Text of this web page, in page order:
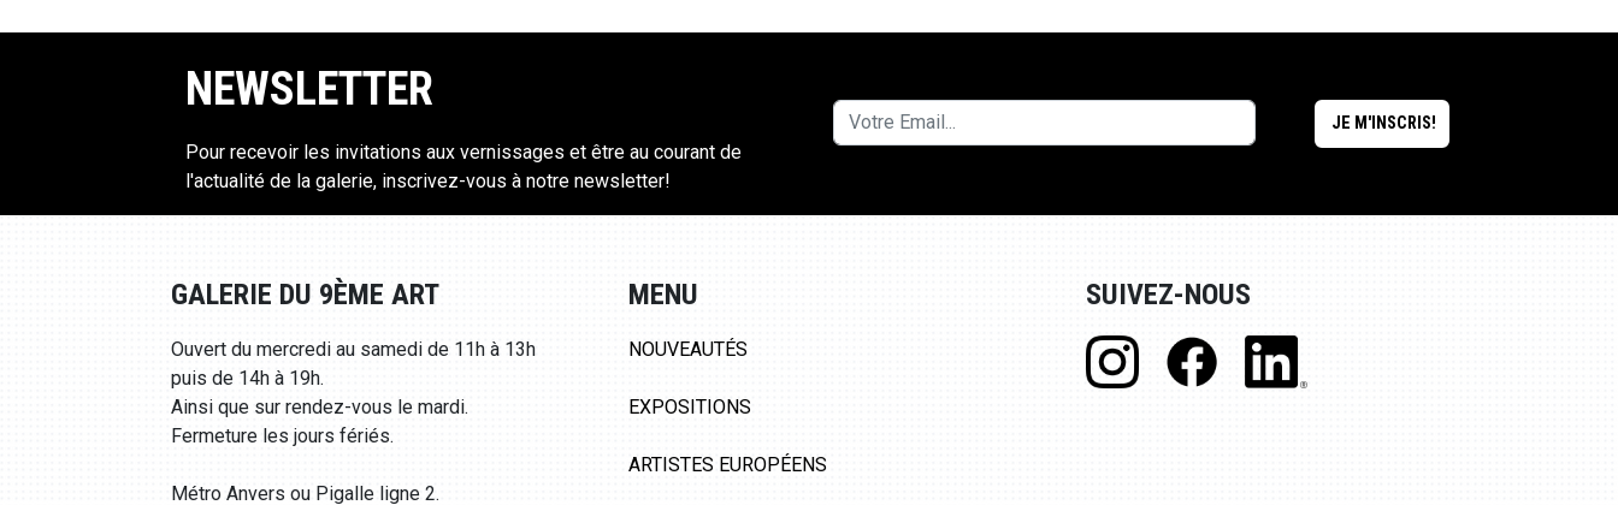
NEWSLETTER
Pour recevoir les invitations aux vernissages et être au courant de
l'actualité de la galerie, inscrivez-vous à notre newsletter!
GALERIE DU 9ÈME ART
Ouvert du mercredi au samedi de 11h à 13h
puis de 14h à 19h.
Ainsi que sur rendez-vous le mardi.
Fermeture les jours fériés.
Métro Anvers ou Pigalle ligne 2.
MENU
NOUVEAUTÉS
EXPOSITIONS
ARTISTES EUROPÉENS
SUIVEZ-NOUS